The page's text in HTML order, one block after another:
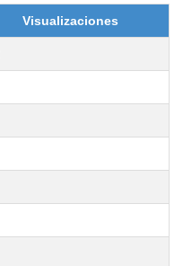
Visualizaciones